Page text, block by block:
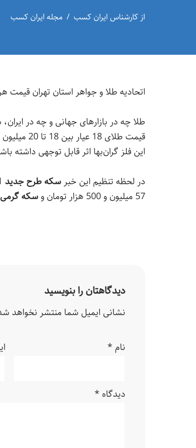
از کارشناس ایران کسب مجله ایران کسب
اتحادیه طلا و جواهر استان تهران قیمت هر
طلا چه در بازارهای جهانی و چه در
قیمت
این فلز گران‌بها اثر قابل توجهی داشته
در لحظه تنظیم این خبر سکه طرح جدید
57 میلیون و 500 هزار تومان و
سکه گرمی
دیدگاهتان را بنویسید
نشانی ایمیل شما منتشر نخواهد
نام *
دیدگاه *